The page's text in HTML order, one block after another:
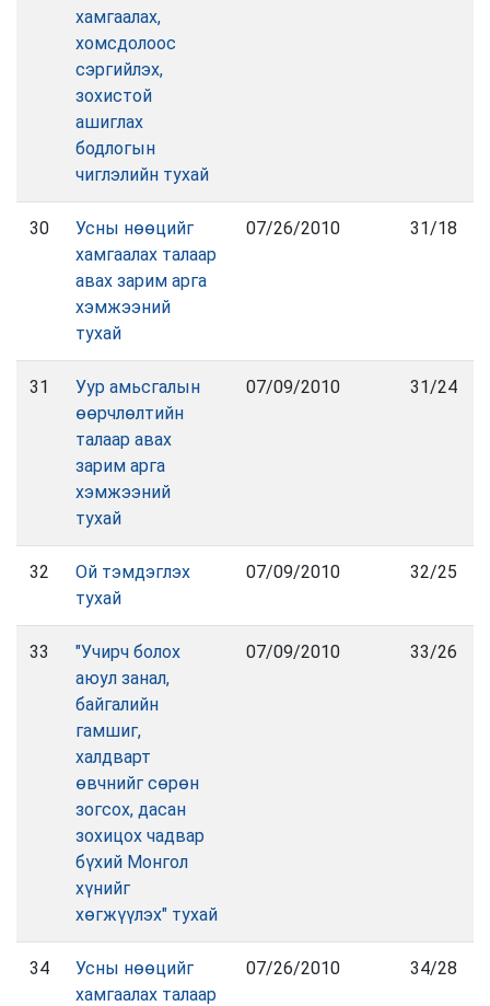
хамгаалах,
хомсдолоос
сэргийлэх,
зохистой
ашиглах
бодлогын
чиглэлийн тухай
30
Усны нөөцийг
хамгаалах талаар
авах зарим арга
хэмжээний
тухай
07/26/2010 31/18
31
Уур амьсгалын
өөрчлөлтийн
талаар авах
зарим арга
хэмжээний
тухай
07/09/2010 31/24
32
Ой тэмдэглэх
тухай
07/09/2010 32/25
33
"Учирч болох
аюул занал,
байгалийн
гамшиг,
халдварт
өвчнийг сөрөн
зогсох, дасан
зохицох чадвар
бүхий Монгол
хүнийг
хөгжүүлэх" тухай
07/09/2010 33/26
34
Усны нөөцийг
хамгаалах талаар
07/26/2010 34/28